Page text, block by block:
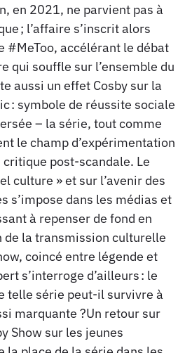
en 2021, ne parvient pas à
; l’affaire s’inscrit alors
#MeToo, accélérant le débat
qui souffle sur l’ensemble du
aussi un effet Cosby sur la
: symbole de réussite sociale
– la série, tout comme
le champ d’expérimentation
critique post-scandale. Le
culture » et sur l’avenir des
s’impose dans les médias et
à repenser de fond en
de la transmission culturelle
coincé entre légende et
s’interroge d’ailleurs : le
telle série peut-il survivre à
marquante ?Un retour sur
Show sur les jeunes